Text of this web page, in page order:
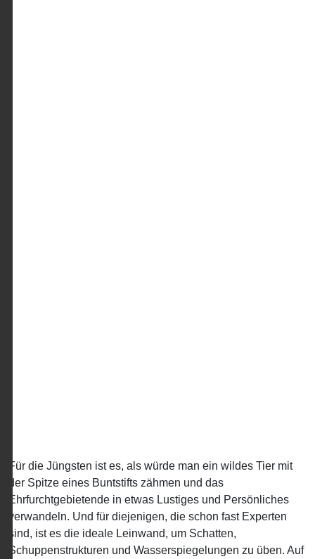
Für die Jüngsten ist es, als würde man ein wildes Tier mit
der Spitze eines Buntstifts zähmen und das
Ehrfurchtgebietende in etwas Lustiges und Persönliches
verwandeln. Und für diejenigen, die schon fast Experten
sind, ist es die ideale Leinwand, um Schatten,
Schuppenstrukturen und Wasserspiegelungen zu üben. Auf